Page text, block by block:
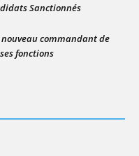
Sanctionnés
nouveau commandant de
fonctions